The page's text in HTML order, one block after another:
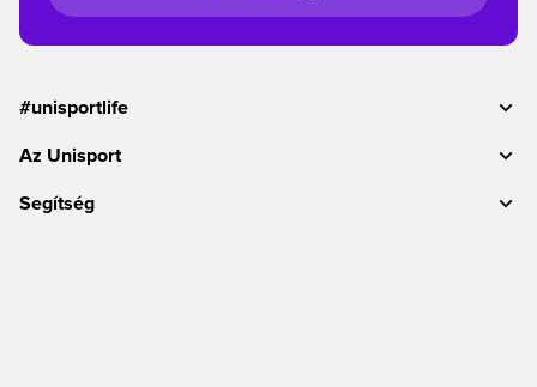
#unisportlife
Az Unisport
Segítség